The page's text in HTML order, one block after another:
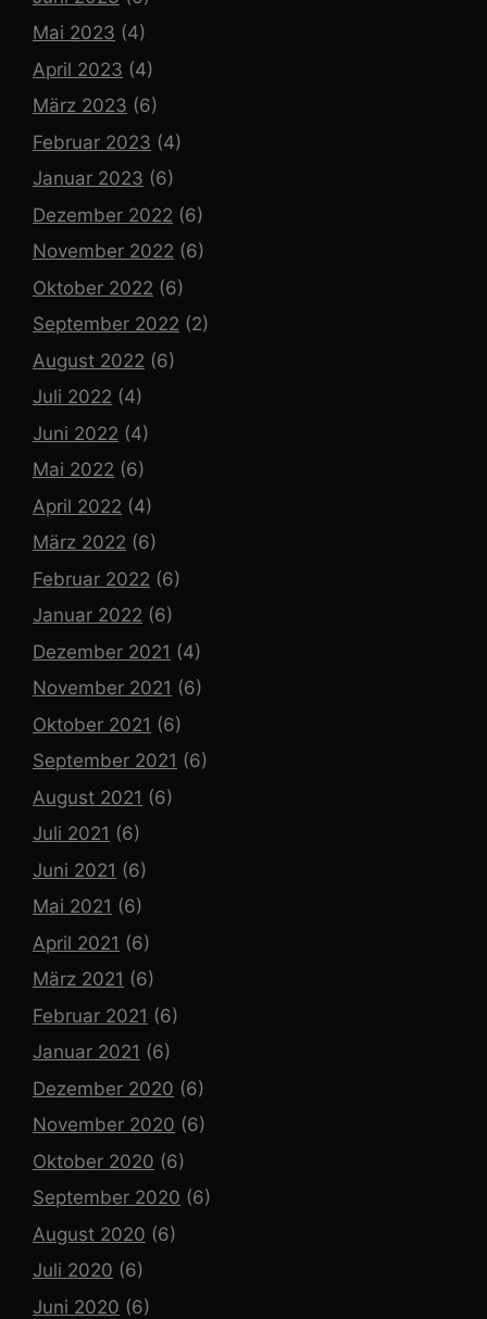
Mai 2023 (4)
April 2023 (4)
März 2023 (6)
Februar 2023 (4)
Januar 2023 (6)
Dezember 2022 (6)
November 2022 (6)
Oktober 2022 (6)
September 2022 (2)
August 2022 (6)
Juli 2022 (4)
Juni 2022 (4)
Mai 2022 (6)
April 2022 (4)
März 2022 (6)
Februar 2022 (6)
Januar 2022 (6)
Dezember 2021 (4)
November 2021 (6)
Oktober 2021 (6)
September 2021 (6)
August 2021 (6)
Juli 2021 (6)
Juni 2021 (6)
Mai 2021 (6)
April 2021 (6)
März 2021 (6)
Februar 2021 (6)
Januar 2021 (6)
Dezember 2020 (6)
November 2020 (6)
Oktober 2020 (6)
September 2020 (6)
August 2020 (6)
Juli 2020 (6)
Juni 2020 (6)